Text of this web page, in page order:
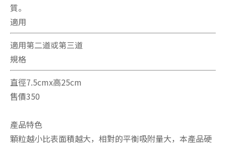
質。
適用
適用第二道或第三道
規格
直徑7.5cmx高25cm
售價350
產品特色
顆粒越小比表面積越大，相對的平衡吸附量大，本產品硬